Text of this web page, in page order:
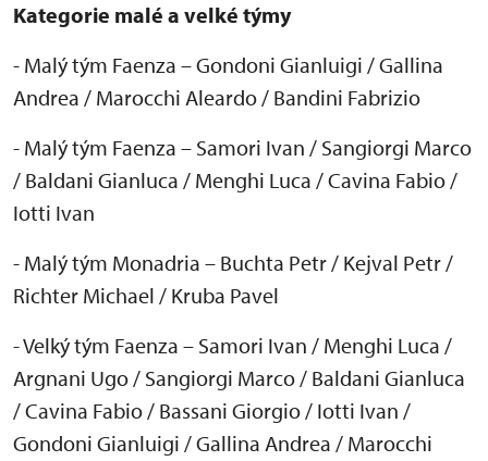
Kategorie malé a velké týmy
- Malý tým Faenza – Gondoni Gianluigi / Gallina
Andrea / Marocchi Aleardo / Bandini Fabrizio
- Malý tým Faenza – Samori Ivan / Sangiorgi Marco
/ Baldani Gianluca / Menghi Luca / Cavina Fabio /
Iotti Ivan
- Malý tým Monadria – Buchta Petr / Kejval Petr /
Richter Michael / Kruba Pavel
- Velký tým Faenza – Samori Ivan / Menghi Luca /
Argnani Ugo / Sangiorgi Marco / Baldani Gianluca
/ Cavina Fabio / Bassani Giorgio / Iotti Ivan /
Gondoni Gianluigi / Gallina Andrea / Marocchi